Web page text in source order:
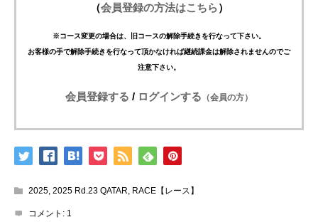
（会員登録の方法はこちら）
※コース変更の場合は、旧コースの解除手続きを行なって下さい。
お客様の手で解除手続きを行なって頂かなければ継続課金は解除されませんのでご
注意下さい。
会員登録する / ログインする （会員の方）
2025, 2025 Rd.23 QATAR, RACE【レース】
コメント: 1